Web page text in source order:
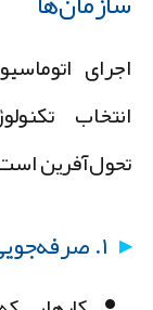
است که
۱. صرفه‌جویی چشمگیر در زمان و هزینه